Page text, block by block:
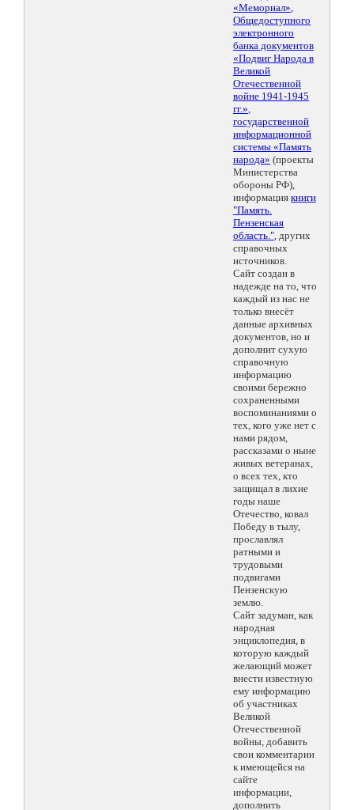
«Мемориал»,
Общедоступного
электронного
банка документов
«Подвиг Народа в
Великой
Отечественной
войне 1941-1945
гг.»,
государственной
информационной
системы «Память
народа» (проекты
Министерства
обороны РФ),
информация книги
"Память.
Пензенская
область.", других
справочных
источников.
Сайт создан в
надежде на то, что
каждый из нас не
только внесёт
данные архивных
документов, но и
дополнит сухую
справочную
информацию
своими бережно
сохраненными
воспоминаниями о
тех, кого уже нет с
нами рядом,
рассказами о ныне
живых ветеранах,
о всех тех, кто
защищал в лихие
годы наше
Отечество, ковал
Победу в тылу,
прославлял
ратными и
трудовыми
подвигами
Пензенскую
землю.
Сайт задуман, как
народная
энциклопедия, в
которую каждый
желающий может
внести известную
ему информацию
об участниках
Великой
Отечественной
войны, добавить
свои комментарии
к имеющейся на
сайте
информации,
дополнить